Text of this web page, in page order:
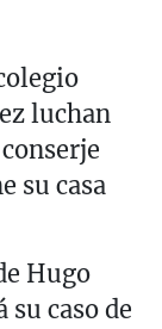
luchan
su casa
Hugo
caso de